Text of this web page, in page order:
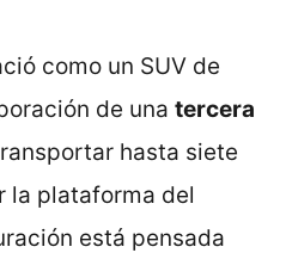
como un SUV de
de una tercera
hasta siete
la plataforma del
está pensada